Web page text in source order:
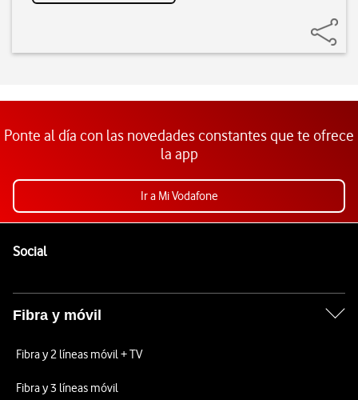
Ponte al día con las novedades constantes que te ofrece
la app
Ir a Mi Vodafone
SocialEnlaces a las redes sociales de Vodafone
Fibra y móvil
Fibra y 2 líneas móvil + TV
Fibra y 3 líneas móvil